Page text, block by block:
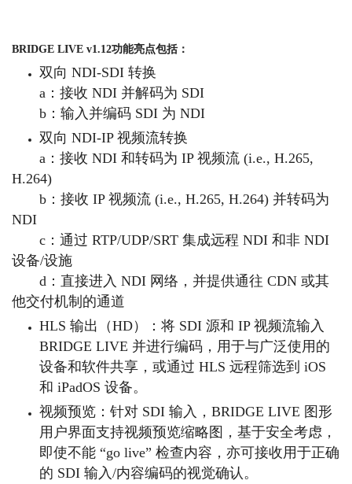
BRIDGE LIVE v1.12功能亮点包括：
双向 NDI-SDI 转换
a：接收 NDI 并解码为 SDI
b：输入并编码 SDI 为 NDI
双向 NDI-IP 视频流转换
a：接收 NDI 和转码为 IP 视频流 (i.e., H.265,
H.264)
b：接收 IP 视频流 (i.e., H.265, H.264) 并转码为
NDI
c：通过 RTP/UDP/SRT 集成远程 NDI 和非 NDI
设备/设施
d：直接进入 NDI 网络，并提供通往 CDN 或其
他交付机制的通道
HLS 输出（HD）：将 SDI 源和 IP 视频流输入
BRIDGE LIVE 并进行编码，用于与广泛使用的
设备和软件共享，或通过 HLS 远程筛选到 iOS
和 iPadOS 设备。
视频预览：针对 SDI 输入，BRIDGE LIVE 图形
用户界面支持视频预览缩略图，基于安全考虑，
即使不能 “go live” 检查内容，亦可接收用于正确
的 SDI 输入/内容编码的视觉确认。